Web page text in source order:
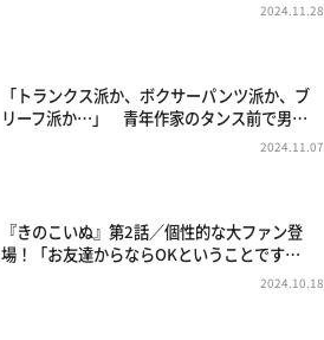
2024.11.28
「トランクス派か、ボクサーパンツ派か、ブ
リーフ派か…」 青年作家のタンス前で男…
2024.11.07
『きのこいぬ』第2話／個性的な大ファン登
場！「お友達からならOKということです…
2024.10.18